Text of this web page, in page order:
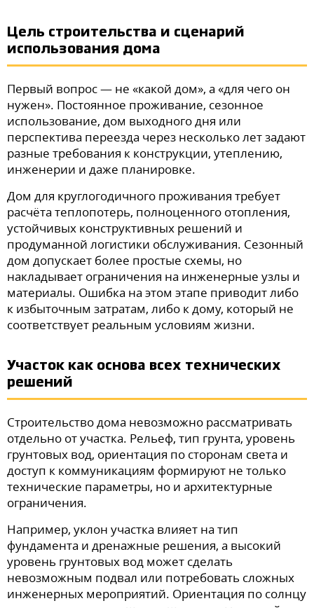
Цель строительства и сценарий
использования дома
Первый вопрос — не «какой дом», а «для чего он
нужен». Постоянное проживание, сезонное
использование, дом выходного дня или
перспектива переезда через несколько лет задают
разные требования к конструкции, утеплению,
инженерии и даже планировке.
Дом для круглогодичного проживания требует
расчёта теплопотерь, полноценного отопления,
устойчивых конструктивных решений и
продуманной логистики обслуживания. Сезонный
дом допускает более простые схемы, но
накладывает ограничения на инженерные узлы и
материалы. Ошибка на этом этапе приводит либо
к избыточным затратам, либо к дому, который не
соответствует реальным условиям жизни.
Участок как основа всех технических
решений
Строительство дома невозможно рассматривать
отдельно от участка. Рельеф, тип грунта, уровень
грунтовых вод, ориентация по сторонам света и
доступ к коммуникациям формируют не только
технические параметры, но и архитектурные
ограничения.
Например, уклон участка влияет на тип
фундамента и дренажные решения, а высокий
уровень грунтовых вод может сделать
невозможным подвал или потребовать сложных
инженерных мероприятий. Ориентация по солнцу